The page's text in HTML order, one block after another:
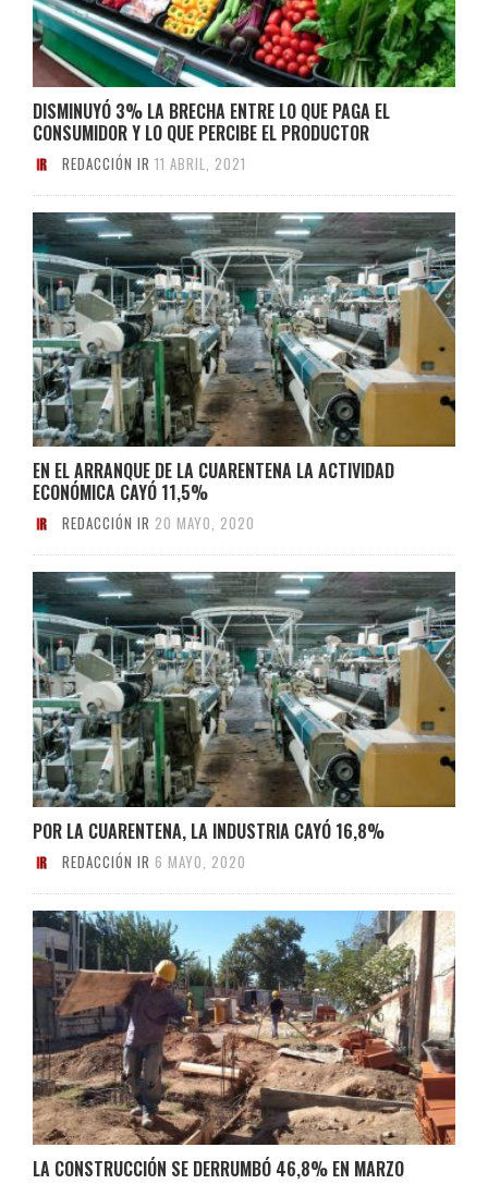
DISMINUYÓ 3% LA BRECHA ENTRE LO QUE PAGA EL
CONSUMIDOR Y LO QUE PERCIBE EL PRODUCTOR
REDACCIÓN IR 11 ABRIL, 2021
EN EL ARRANQUE DE LA CUARENTENA LA ACTIVIDAD
ECONÓMICA CAYÓ 11,5%
REDACCIÓN IR 20 MAYO, 2020
POR LA CUARENTENA, LA INDUSTRIA CAYÓ 16,8%
REDACCIÓN IR 6 MAYO, 2020
LA CONSTRUCCIÓN SE DERRUMBÓ 46,8% EN MARZO